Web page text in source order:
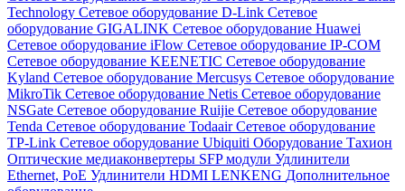
Technology Сетевое оборудование D-Link Сетевое
оборудование GIGALINK Сетевое оборудование Huawei
Сетевое оборудование iFlow Сетевое оборудование IP-COM
Сетевое оборудование KEENETIC Сетевое оборудование
Kyland Сетевое оборудование Mercusys Сетевое оборудование
MikroTik Сетевое оборудование Netis Сетевое оборудование
NSGate Сетевое оборудование Ruijie Сетевое оборудование
Tenda Сетевое оборудование TodaairСетевое оборудование
TP-Link Сетевое оборудование Ubiquiti Оборудование Тахион
Оптические медиаконвертеры SFP модули Удлинители
Ethernet, PoE Удлинители HDMI LENKENG Дополнительное